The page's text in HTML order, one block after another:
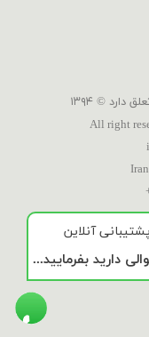
دارد © ۱۳۹۴
All right
پشتیبانی آنلاین
دارید بفرمایید...